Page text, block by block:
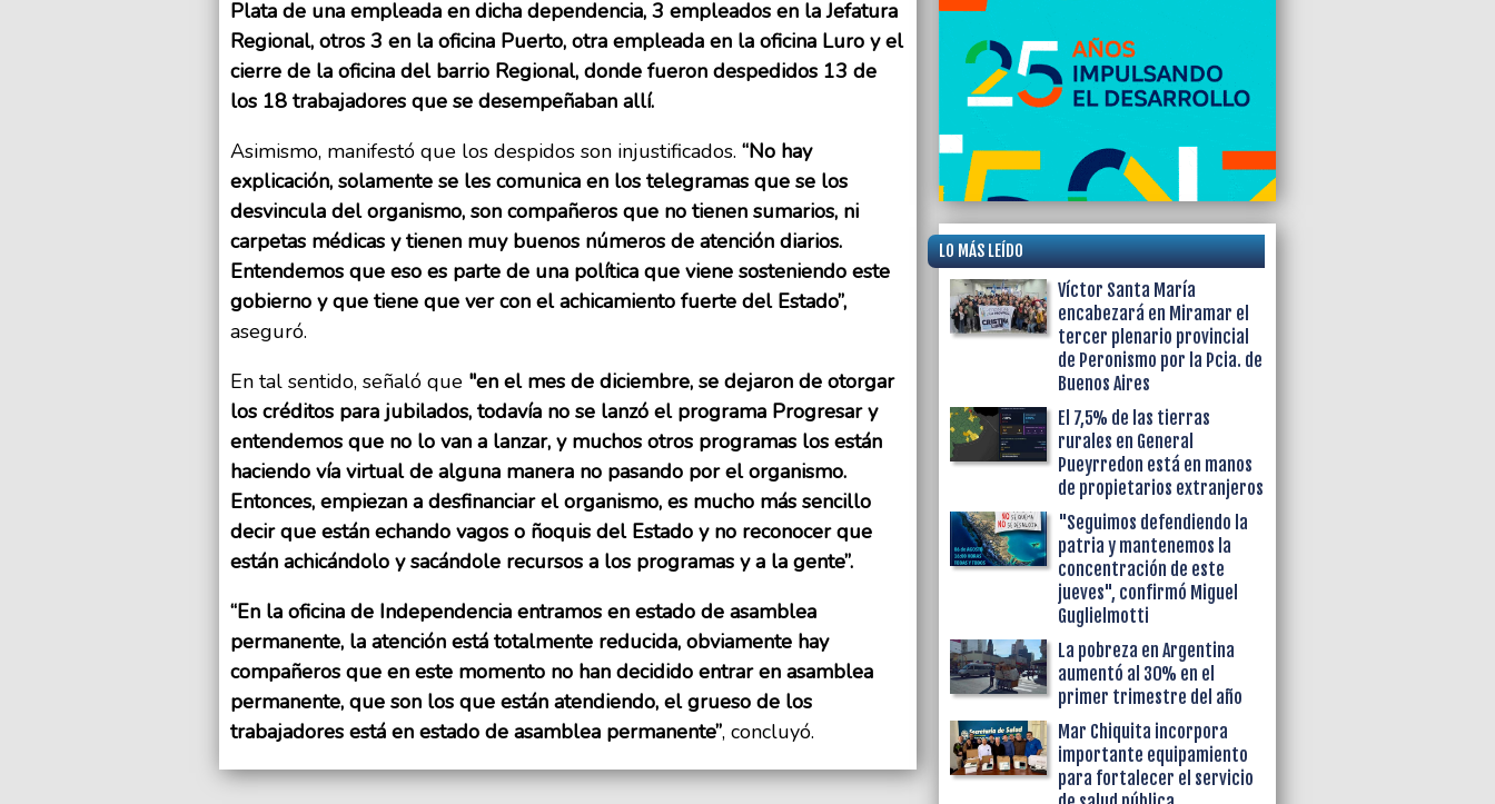
Plata de una empleada en dicha dependencia, 3 empleados en la Jefatura
Regional, otros 3 en la oficina Puerto, otra empleada en la oficina Luro y el
cierre de la oficina del barrio Regional, donde fueron despedidos 13 de
los 18 trabajadores que se desempeñaban allí.
Asimismo, manifestó que los despidos son injustificados. “No hay
explicación, solamente se les comunica en los telegramas que se los
desvincula del organismo, son compañeros que no tienen sumarios, ni
carpetas médicas y tienen muy buenos números de atención diarios.
Entendemos que eso es parte de una política que viene sosteniendo este
gobierno y que tiene que ver con el achicamiento fuerte del Estado”,
aseguró.
En tal sentido, señaló que "en el mes de diciembre, se dejaron de otorgar
los créditos para jubilados, todavía no se lanzó el programa Progresar y
entendemos que no lo van a lanzar, y muchos otros programas los están
haciendo vía virtual de alguna manera no pasando por el organismo.
Entonces, empiezan a desfinanciar el organismo, es mucho más sencillo
decir que están echando vagos o ñoquis del Estado y no reconocer que
están achicándolo y sacándole recursos a los programas y a la gente”.
“En la oficina de Independencia entramos en estado de asamblea
permanente, la atención está totalmente reducida, obviamente hay
compañeros que en este momento no han decidido entrar en asamblea
permanente, que son los que están atendiendo, el grueso de los
trabajadores está en estado de asamblea permanente”, concluyó.
LO MÁS LEÍDO
Víctor Santa María
encabezará en Miramar el
tercer plenario provincial
de Peronismo por la Pcia. de
Buenos Aires
El 7,5% de las tierras
rurales en General
Pueyrredon está en manos
de propietarios extranjeros
"Seguimos defendiendo la
patria y mantenemos la
concentración de este
jueves", confirmó Miguel
Guglielmotti
La pobreza en Argentina
aumentó al 30% en el
primer trimestre del año
Mar Chiquita incorpora
importante equipamiento
para fortalecer el servicio